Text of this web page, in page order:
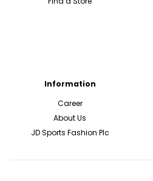
Information
Career
About Us
JD Sports Fashion Plc